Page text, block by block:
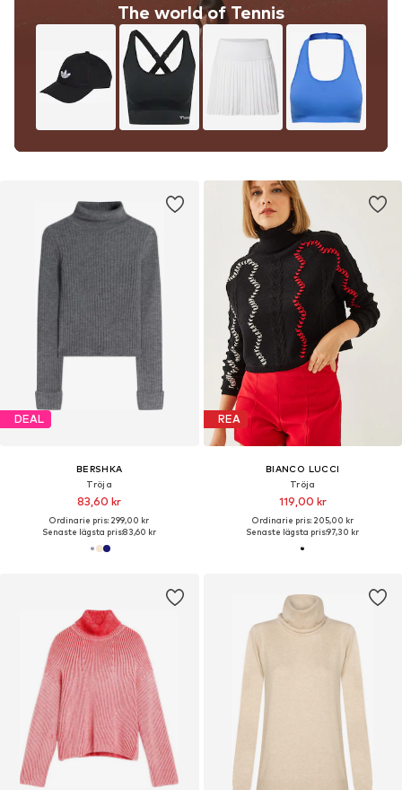
The world of Tennis
DEAL
BERSHKA
Tröja
83,60 kr
Ordinarie pris: 299,00 kr
Senaste lägsta pris:83,60 kr
REA
BIANCO LUCCI
Tröja
119,00 kr
Ordinarie pris: 205,00 kr
Senaste lägsta pris:97,30 kr